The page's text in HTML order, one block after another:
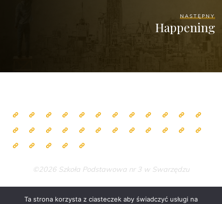
NASTĘPNY
Happening
©2026 Szkoła Podstawowa nr 3 w Swarzędzu
Ta strona korzysta z ciasteczek aby świadczyć usługi na